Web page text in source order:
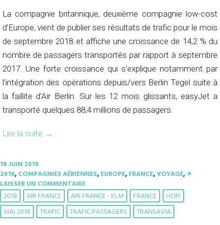
La compagnie britannique, deuxième compagnie low-cost
d’Europe, vient de publier ses résultats de trafic pour le mois
de septembre 2018 et affiche une croissance de 14,2 % du
nombre de passagers transportés par rapport à septembre
2017. Une forte croissance qui s’explique notamment par
l’intégration des opérations depuis/vers Berlin Tegel suite à
la faillite d’Air Berlin. Sur les 12 mois glissants, easyJet a
transporté quelques 88,4 millions de passagers.
Lire la suite →
18 JUIN 2018
2018,COMPAGNIES AÉRIENNES,EUROPE,FRANCE,VOYAGE,✈︎
LAISSER UN COMMENTAIRE
2018 AIR FRANCE AIR FRANCE - KLM FRANCE
HOP!
MAI 2018
TRAFIC TRAFIC PASSAGERS TRANSAVIA